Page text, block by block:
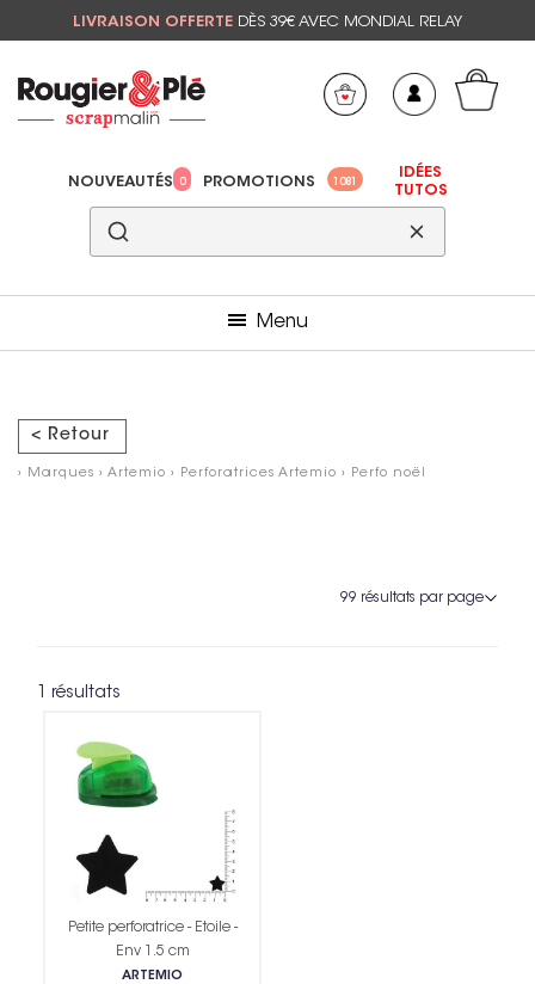
LIVRAISON OFFERTE DÈS 39€ AVEC MONDIAL RELAY
NOUVEAUTÉS 0 PROMOTIONS 1081
IDÉES
TUTOS
Menu
< Retour
› Marques › Artemio › Perforatrices Artemio › Perfo noël
1 résultats
Petite perforatrice - Etoile -
Env 1.5 cm
ARTEMIO